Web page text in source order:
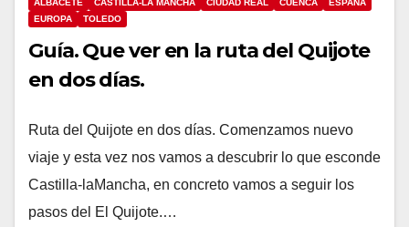
ALBACETE CASTILLA-LA MANCHA CIUDAD REAL CUENCA
ESPAÑA
EUROPA
TOLEDO
Guía. Que ver en la ruta del Quijote
en dos días.
Ruta del Quijote en dos días. Comenzamos nuevo
viaje y esta vez nos vamos a descubrir lo que esconde
Castilla-laMancha, en concreto vamos a seguir los
pasos del El Quijote.…